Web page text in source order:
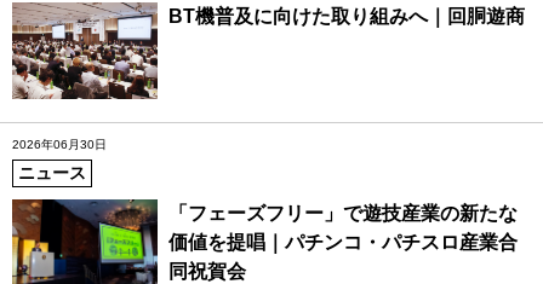
BT機普及に向けた取り組みへ｜回胴遊商
2026年06月30日
ニュース
「フェーズフリー」で遊技産業の新たな
価値を提唱｜パチンコ・パチスロ産業合
同祝賀会